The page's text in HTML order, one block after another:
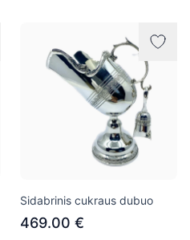
Sidabrinis cukraus dubuo
469.00 €